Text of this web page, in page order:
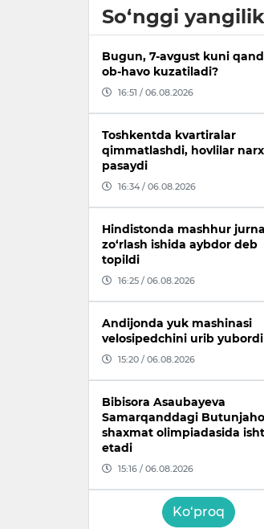
So‘nggi
Bugun, 7-avgust kuni
ob-havo kuzatiladi?
16:51 / 06.08.2026
Toshkentda kvartiralar
qimmatlashdi, hovlilar
pasaydi
16:34 / 06.08.2026
Hindistonda mashhur
zo‘rlash ishida aybdor deb
topildi
16:25 / 06.08.2026
Andijonda yuk mashinasi
velosipedchini urib yubordi
15:20 / 06.08.2026
Bibisora Asaubayeva
Samarqanddagi
shaxmat olimpiadasida
etadi
15:16 / 06.08.2026
Ko‘proq